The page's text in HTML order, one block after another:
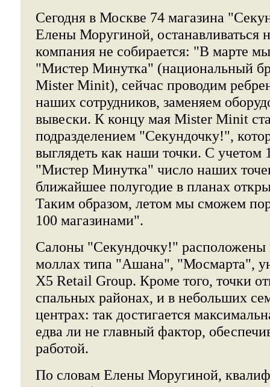
Сегодня в Москве 74 магазина
Елены Моругиной, останавливаться
компания не собирается: "В марте
"Мистер Минутка" (национальный
Mister Minit), сейчас проводим
наших сотрудников, заменяем
вывески. К концу мая Mister Minit
подразделением "Секундочку!",
выглядеть как наши точки. С учетом
"Мистер Минутка" число наших
ближайшее полугодие в планах
Таким образом, летом мы сможем
100 магазинами".
Салоны "Секундочку!" расположены
моллах типа "Ашана", "Мосмарта",
X5 Retail Group. Кроме того, точки
спальных районах, и в небольших
центрах: так достигается
едва ли не главный фактор,
работой.
По словам Елены Моругиной,